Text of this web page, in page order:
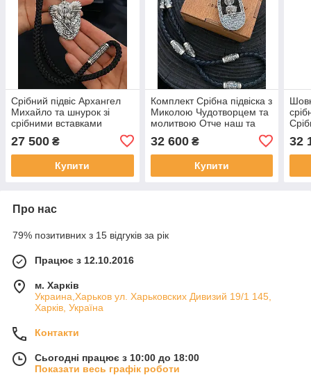
Срібний підвіс Архангел
Михайло та шнурок зі
срібними вставками
27 500 ₴
Купити
Комплект Срібна підвіска з
Миколою Чудотворцем та
молитвою Отче наш та
православними срібни
32 600₴
Купити
та
32
Про нас
79% позитивних з 15 відгуків за рік
Працює з 12.10.2016
м. Харків
Украина,Харьков ул. Харьковских Дивизий 19/1 145,
Харків, Україна
Контакти
Сьогодні працює з 10:00 до 18:00
Показати весь графік роботи